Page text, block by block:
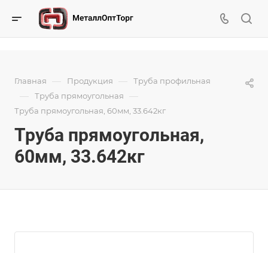
Главная — Продукция — Труба профильная
— Труба прямоугольная —
Труба прямоугольная, 60мм, 33.642кг
Труба прямоугольная,
60мм, 33.642кг